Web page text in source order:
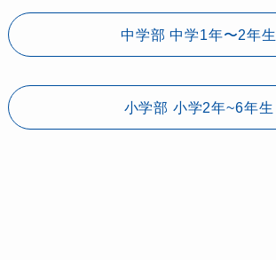
中学部 中学1年〜2年生
小学部 小学2年~6年生